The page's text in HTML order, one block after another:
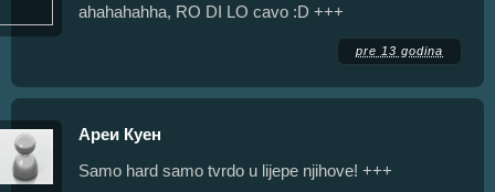
ahahahahha, RO DI LO cavo :D +++
pre 13 godina
Ареи Куен
Samo hard samo tvrdo u lijepe njihove! +++